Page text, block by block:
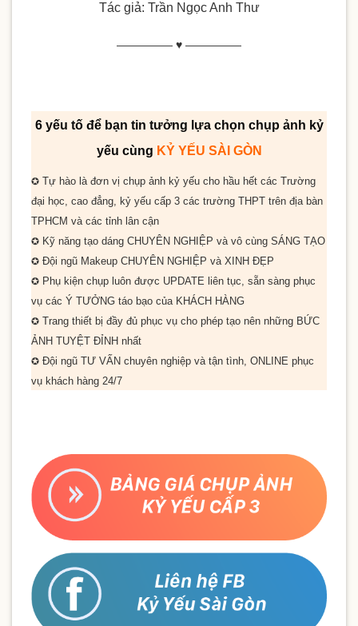
Tác giả: Trần Ngọc Anh Thư
————— ♥ —————
6 yếu tố để bạn tin tưởng lựa chọn chụp ảnh kỷ
yếu cùng KỶ YẾU SÀI GÒN
✪ Tự hào là đơn vị chụp ảnh kỷ yếu cho hầu hết các Trường
đại học, cao đẳng, kỷ yếu cấp 3 các trường THPT trên địa bàn
TPHCM và các tỉnh lân cận
✪ Kỹ năng tạo dáng CHUYÊN NGHIỆP và vô cùng SÁNG TẠO
✪ Đội ngũ Makeup CHUYÊN NGHIỆP và XINH ĐẸP
✪ Phụ kiện chụp luôn được UPDATE liên tục, sẵn sàng phục
vụ các Ý TƯỞNG táo bạo của KHÁCH HÀNG
✪ Trang thiết bị đầy đủ phục vụ cho phép tạo nên những BỨC
ẢNH TUYỆT ĐỈNH nhất
✪ Đội ngũ TƯ VẤN chuyên nghiệp và tận tình, ONLINE phục
vụ khách hàng 24/7